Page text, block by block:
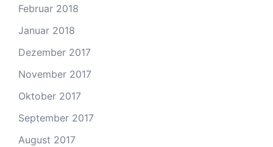
Februar 2018
Januar 2018
Dezember 2017
November 2017
Oktober 2017
September 2017
August 2017